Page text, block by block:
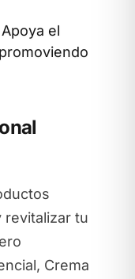
el
revitalizar tu
Crema